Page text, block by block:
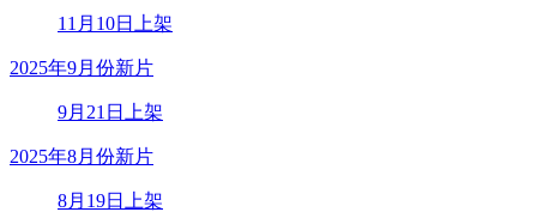
11月10日上架
2025年9月份新片
9月21日上架
2025年8月份新片
8月19日上架